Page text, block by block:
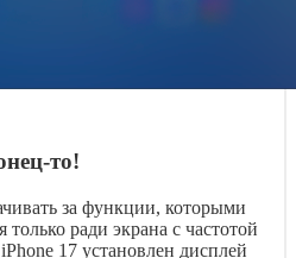
то!
за функции, которыми
только ради экрана с частотой
17 установлен дисплей